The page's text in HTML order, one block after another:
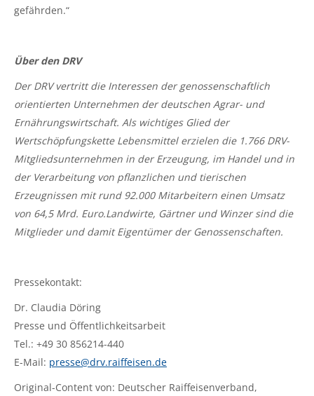
gefährden.“
Über den DRV
Der DRV vertritt die Interessen der genossenschaftlich
orientierten Unternehmen der deutschen Agrar- und
Ernährungswirtschaft. Als wichtiges Glied der
Wertschöpfungskette Lebensmittel erzielen die 1.766 DRV-
Mitgliedsunternehmen in der Erzeugung, im Handel und in
der Verarbeitung von pflanzlichen und tierischen
Erzeugnissen mit rund 92.000 Mitarbeitern einen Umsatz
von 64,5 Mrd. Euro.Landwirte, Gärtner und Winzer sind die
Mitglieder und damit Eigentümer der Genossenschaften.
Pressekontakt:
Dr. Claudia Döring
Presse und Öffentlichkeitsarbeit
Tel.: +49 30 856214-440
E-Mail: presse@drv.raiffeisen.de
Original-Content von: Deutscher Raiffeisenverband,